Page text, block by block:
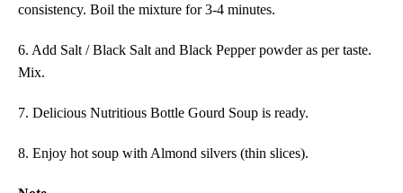
consistency. Boil the mixture for 3-4 minutes.
6. Add Salt / Black Salt and Black Pepper powder as per taste.
Mix.
7. Delicious Nutritious Bottle Gourd Soup is ready.
8. Enjoy hot soup with Almond silvers (thin slices).